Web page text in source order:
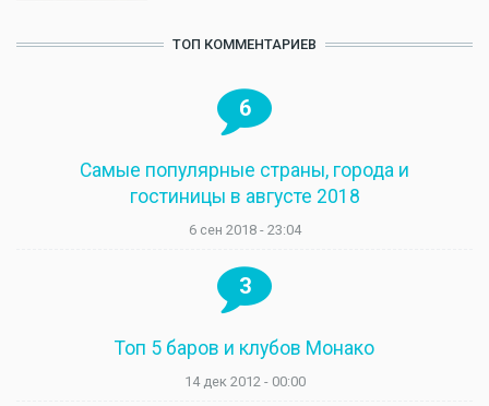
ТОП КОММЕНТАРИЕВ
6
Самые популярные страны, города и
гостиницы в августе 2018
6 сен 2018 - 23:04
3
Топ 5 баров и клубов Монако
14 дек 2012 - 00:00